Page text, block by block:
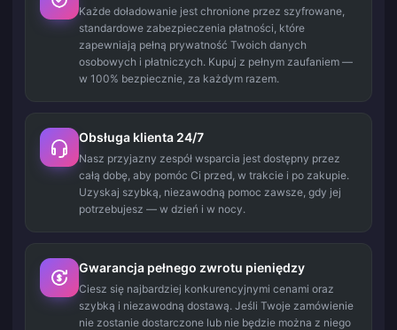
Każde doładowanie jest chronione przez szyfrowane,
standardowe zabezpieczenia płatności, które
zapewniają pełną prywatność Twoich danych
osobowych i płatniczych. Kupuj z pełnym zaufaniem —
w 100% bezpiecznie, za każdym razem.
Obsługa klienta 24/7
Nasz przyjazny zespół wsparcia jest dostępny przez
całą dobę, aby pomóc Ci przed, w trakcie i po zakupie.
Uzyskaj szybką, niezawodną pomoc zawsze, gdy jej
potrzebujesz — w dzień i w nocy.
Gwarancja pełnego zwrotu pieniędzy
Ciesz się najbardziej konkurencyjnymi cenami oraz
szybką i niezawodną dostawą. Jeśli Twoje zamówienie
nie zostanie dostarczone lub nie będzie można z niego